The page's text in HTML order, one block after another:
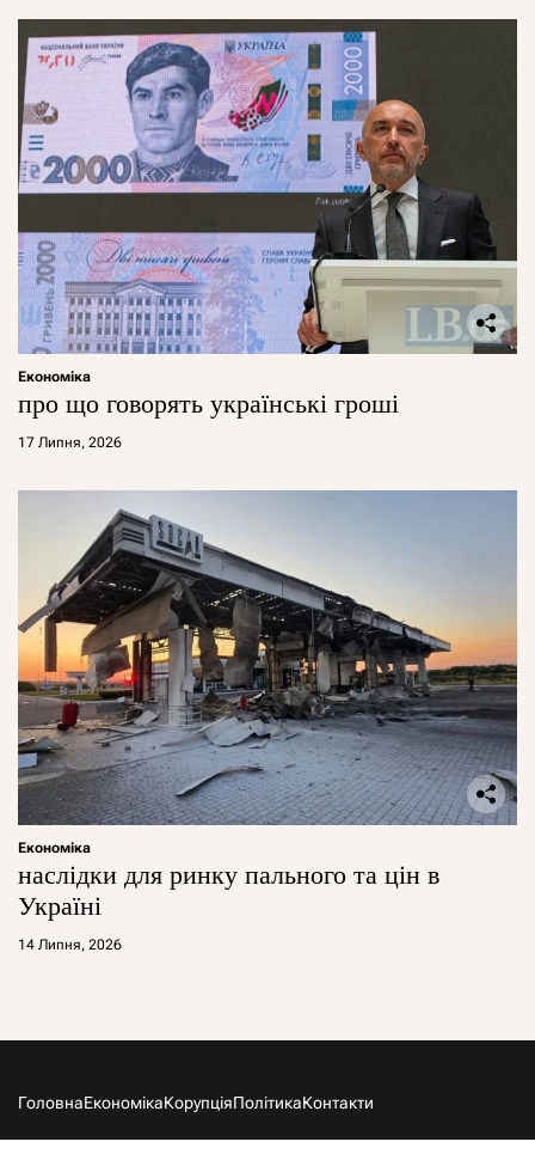
Економіка
про що говорять українські гроші
17 Липня, 2026
Економіка
наслідки для ринку пального та цін в
Україні
14 Липня, 2026
ГоловнаЕкономікаКорупціяПолітикаКонтакти